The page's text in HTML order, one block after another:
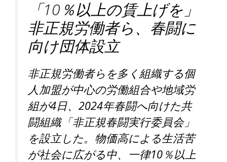
「10％以上の賃上げを」
非正規労働者ら、春闘に
向け団体設立
非正規労働者らを多く組織する個
人加盟が中心の労働組合や地域労
組が4日、2024年春闘へ向けた共
闘組織「非正規春闘実行委員会」
を設立した。物価高による生活苦
が社会に広がる中、一律10％以上